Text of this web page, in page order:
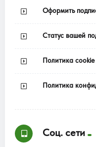
Оформить
Статус вашей
Политика cookie
Политика
Соц. сети